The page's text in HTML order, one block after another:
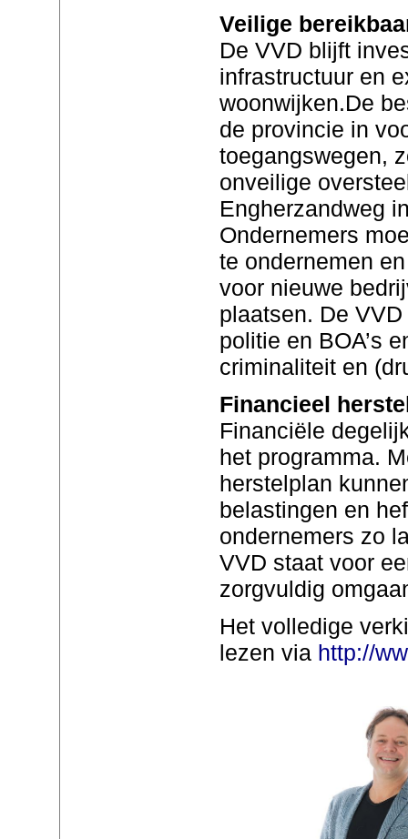
Veilige
De VVD blijft
infrastructuur en
woonwijken.De
de provincie in
toegangswegen,
onveilige
Engherzandweg
Ondernemers
te ondernemen
voor nieuwe
plaatsen. De
politie en BOA’s
criminaliteit en
Financieel
Financiële
het programma.
herstelplan
belastingen en
ondernemers zo
VVD staat voor
zorgvuldig
Het volledige
lezen via http://